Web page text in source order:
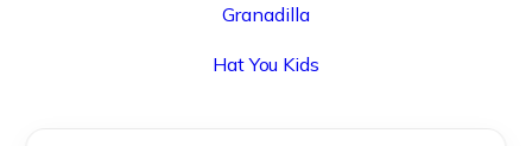
Granadilla
Hat You Kids